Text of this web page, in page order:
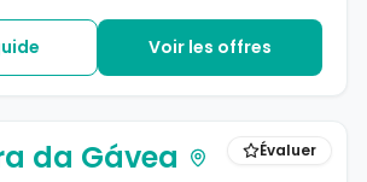
Voir les offres
Évaluer
da Gávea